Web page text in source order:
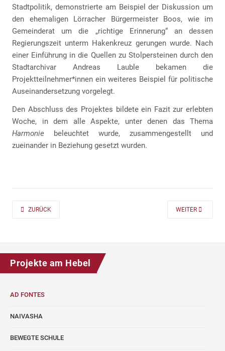
Stadtpolitik, demonstrierte am Beispiel der Diskussion um
den ehemaligen Lörracher Bürgermeister Boos, wie im
Gemeinderat um die „richtige Erinnerung“ an dessen
Regierungszeit unterm Hakenkreuz gerungen wurde. Nach
einer Einführung in die Quellen zu Stolpersteinen durch den
Stadtarchivar Andreas Lauble bekamen die
Projektteilnehmer*innen ein weiteres Beispiel für politische
Auseinandersetzung vorgelegt.
Den Abschluss des Projektes bildete ein Fazit zur erlebten
Woche, in dem alle Aspekte, unter denen das Thema
Harmonie beleuchtet wurde, zusammengestellt und
zueinander in Beziehung gesetzt wurden.
PREVIOUS ARTICLE: AD FONTES 2019/20 „MASS“ FÜR DIE KLASSEN 7
ZURÜCK NEXT ARTICLE:
WEITER
Projekte am Hebel
AD FONTES
NAIVASHA
BEWEGTE SCHULE